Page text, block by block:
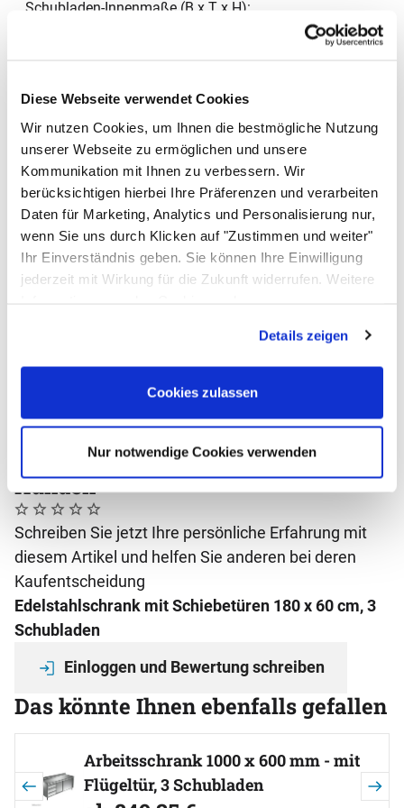
Diese Webseite verwendet Cookies
Wir nutzen Cookies, um Ihnen die bestmögliche Nutzung
unserer Webseite zu ermöglichen und unsere
Kommunikation mit Ihnen zu verbessern. Wir
berücksichtigen hierbei Ihre Präferenzen und verarbeiten
Daten für Marketing, Analytics und Personalisierung nur,
wenn Sie uns durch Klicken auf "Zustimmen und weiter"
Ihr Einverständnis geben. Sie können Ihre Einwilligung
jederzeit mit Wirkung für die Zukunft widerrufen. Weitere
Details zeigen
Cookies zulassen
Nur notwendige Cookies verwenden
Schubladen-Innenmaße (B x T x H)
Ausführung
Mit Zwischenboden und 2 Schiebetüren
Schubladen
3: Rechts oder Links
Aufkantung
Nein
Rückwand
Ja
Fertig montierter Korpus
Bewertungen - das sagen unsere
Kunden
Noch keine Bewertungen abgegeben
0 Bewertungen
Schreiben Sie jetzt Ihre persönliche Erfahrung mit
diesem Artikel und helfen Sie anderen bei deren
Kaufentscheidung
Edelstahlschrank mit Schiebetüren 180 x 60 cm, 3
Schubladen
Einloggen und Bewertung schreiben
Das könnte Ihnen ebenfalls gefallen
Artikel überspringen
Arbeitsschrank 1000 x 600 mm - mit
Flügeltür, 3 Schubladen